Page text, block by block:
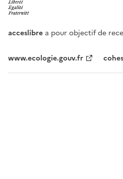
acceslibre a pour objectif de
www.ecologie.gouv.fr